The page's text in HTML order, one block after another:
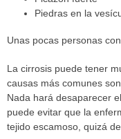
Piedras en la
Unas pocas personas
La cirrosis puede tener
causas más comunes
Nada hará desaparecer
puede evitar que la
tejido escamoso, quizá